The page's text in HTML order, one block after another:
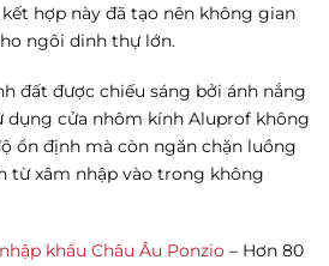
hợp này đã tạo nên không gian
ngôi dinh thự lớn.
đất được chiếu sáng bởi ánh nắng
dụng cửa nhôm kính Aluprof không
ổn định mà còn ngăn chặn luồng
từ xâm nhập vào trong không
khẩu Châu Âu Ponzio – Hơn 80